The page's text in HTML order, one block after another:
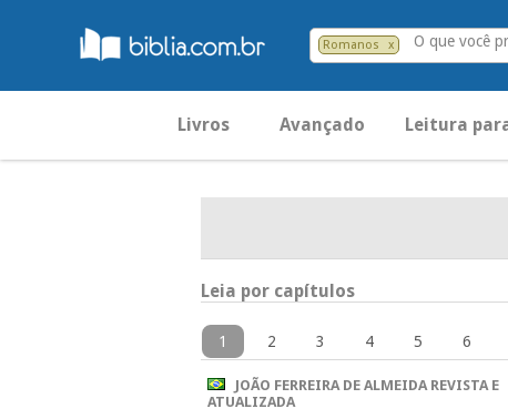
Romanos x O que você
Livros Avançado Leitura
Leia por capítulos
1 2 3 4 5 6
JOÃO FERREIRA DE ALMEIDA REVISTA E
ATUALIZADA